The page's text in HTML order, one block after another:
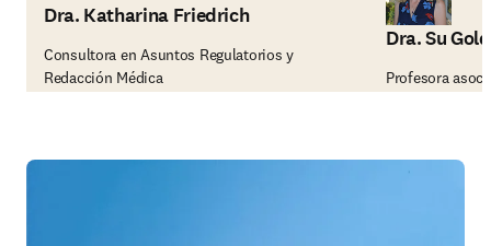
Dra. Katharina Friedrich
Consultora en Asuntos Regulatorios y
Redacción Médica
Dra. Su
Profesora